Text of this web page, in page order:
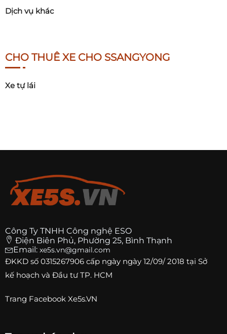
Dịch vụ khác
CHO THUÊ XE CHO SSANGYONG
Xe tự lái
Công Ty TNHH Công nghệ ESO
Điện Biên Phủ, Phường 25, Bình Thạnh
Email: xe5s.vn@gmail.com
ĐKKD số 0315267906 cấp ngày ngày 12/09/ 2018 tại Sở
kế hoạch và Đầu tư TP. HCM
Trang Facebook Xe5s.VN